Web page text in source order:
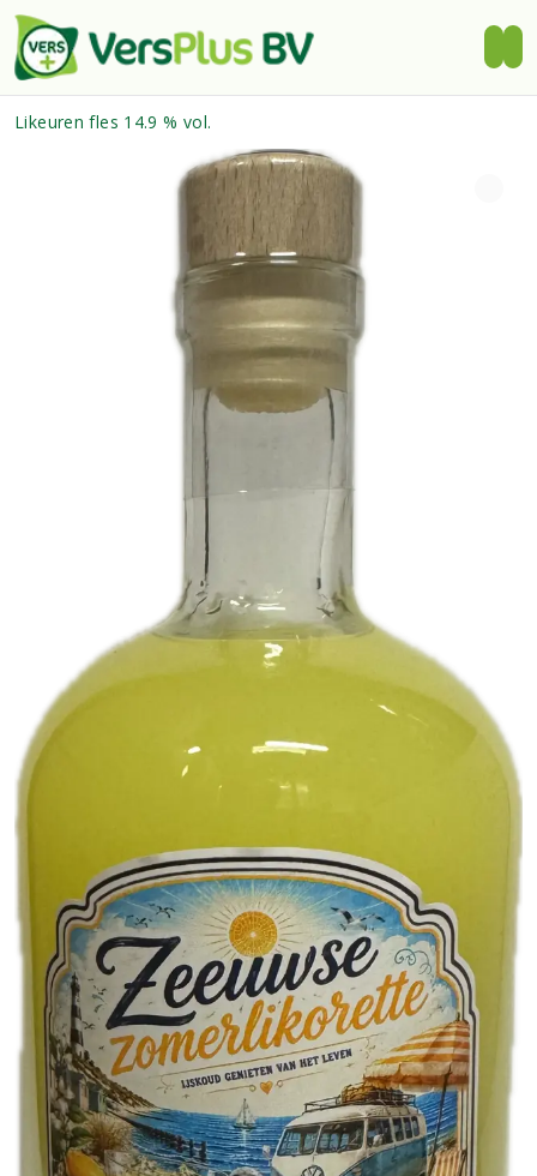
Likeuren fles 14.9 % vol.